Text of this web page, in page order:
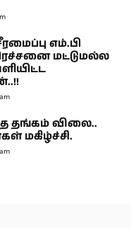
எம்.பி
மட்டுமல்ல
தங்கம் விலை..
மகிழ்ச்சி.